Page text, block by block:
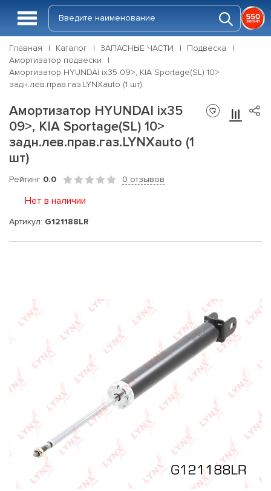
Главная Каталог ЗАПАСНЫЕ ЧАСТИ
Подвеска
Амортизатор подвески
Амортизатор HYUNDAI ix35 09>, KIA Sportage(SL) 10>
задн.лев.прав.газ.LYNXauto (1 шт)
Амортизатор HYUNDAI ix35
09>, KIA Sportage(SL) 10>
задн.лев.прав.газ.LYNXauto (1
шт)
Рейтинг 0.0 0 отзывов
Нет в наличии
Артикул: G121188LR